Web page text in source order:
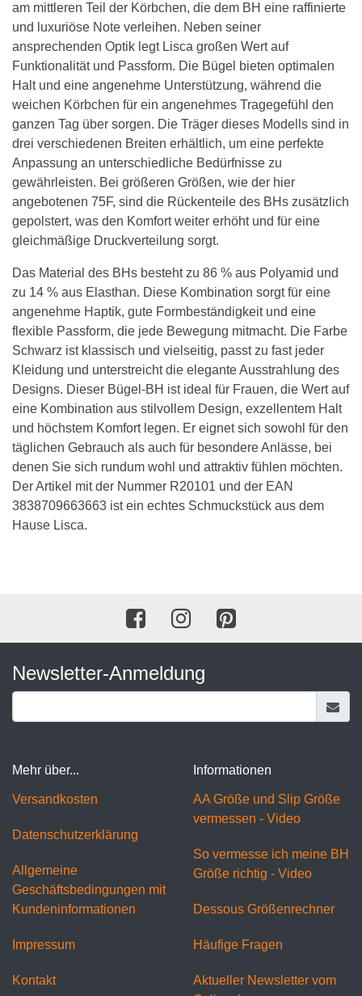
am mittleren Teil der Körbchen, die dem BH eine raffinierte
und luxuriöse Note verleihen. Neben seiner
ansprechenden Optik legt Lisca großen Wert auf
Funktionalität und Passform. Die Bügel bieten optimalen
Halt und eine angenehme Unterstützung, während die
weichen Körbchen für ein angenehmes Tragegefühl den
ganzen Tag über sorgen. Die Träger dieses Modells sind in
drei verschiedenen Breiten erhältlich, um eine perfekte
Anpassung an unterschiedliche Bedürfnisse zu
gewährleisten. Bei größeren Größen, wie der hier
angebotenen 75F, sind die Rückenteile des BHs zusätzlich
gepolstert, was den Komfort weiter erhöht und für eine
gleichmäßige Druckverteilung sorgt.
Das Material des BHs besteht zu 86 % aus Polyamid und
zu 14 % aus Elasthan. Diese Kombination sorgt für eine
angenehme Haptik, gute Formbeständigkeit und eine
flexible Passform, die jede Bewegung mitmacht. Die Farbe
Schwarz ist klassisch und vielseitig, passt zu fast jeder
Kleidung und unterstreicht die elegante Ausstrahlung des
Designs. Dieser Bügel-BH ist ideal für Frauen, die Wert auf
eine Kombination aus stilvollem Design, exzellentem Halt
und höchstem Komfort legen. Er eignet sich sowohl für den
täglichen Gebrauch als auch für besondere Anlässe, bei
denen Sie sich rundum wohl und attraktiv fühlen möchten.
Der Artikel mit der Nummer R20101 und der EAN
3838709663663 ist ein echtes Schmuckstück aus dem
Hause Lisca.
Newsletter-Anmeldung
Mehr über...
Versandkosten
Datenschutzerklärung
Allgemeine
Geschäftsbedingungen mit
Kundeninformationen
Impressum
Kontakt
Informationen
AA Größe und Slip Größe
vermessen - Video
So vermesse ich meine BH
Größe richtig - Video
Dessous Größenrechner
Häufige Fragen
Aktueller Newsletter vom